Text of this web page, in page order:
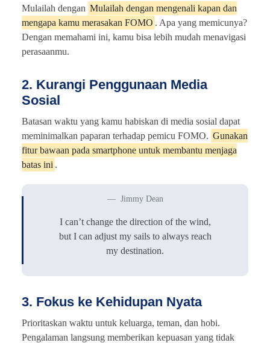
Mulailah dengan Mulailah dengan mengenali kapan dan
mengapa kamu merasakan FOMO . Apa yang memicunya?
Dengan memahami ini, kamu bisa lebih mudah menavigasi
perasaanmu.
2. Kurangi Penggunaan Media
Sosial
Batasan waktu yang kamu habiskan di media sosial dapat
meminimalkan paparan terhadap pemicu FOMO. Gunakan
fitur bawaan pada smartphone untuk membantu menjaga
batas ini .
Jimmy Dean
I can’t change the direction of the wind,
but I can adjust my sails to always reach
my destination.
3. Fokus ke Kehidupan Nyata
Prioritaskan waktu untuk keluarga, teman, dan hobi.
Pengalaman langsung memberikan kepuasan yang tidak